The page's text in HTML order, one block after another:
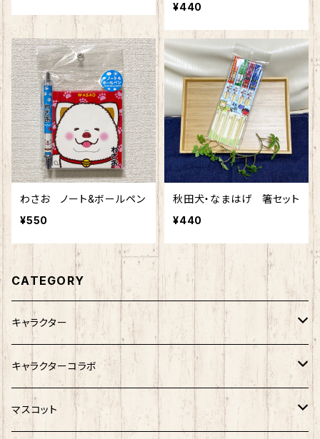
¥440
わさお ノート&ボールペン
¥550
秋田犬・なまはげ 箸セット
¥440
CATEGORY
キャラクター
サンリオキャラクター
キティ
ネコムネandシバ
キャラクターコラボ
サンリオ×おえかきさん
マスコット